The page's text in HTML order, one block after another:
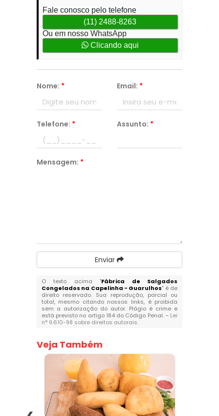
Fale conosco pelo telefone
(11) 2488-8263
Ou em nosso WhatsApp
Clicando aqui
Nome: * Email: *
Telefone: * Assunto: *
Mensagem: *
Enviar
O texto acima "Fábrica de Salgados
Congelados na Capelinha - Guarulhos" é de
direito reservado. Sua reprodução, parcial ou
total, mesmo citando nossos links, é proibida
sem a autorização do autor. Plágio é crime e
está previsto no artigo 184 do Código Penal. – Lei
n° 9.610-98 sobre direitos autorais.
Veja Também